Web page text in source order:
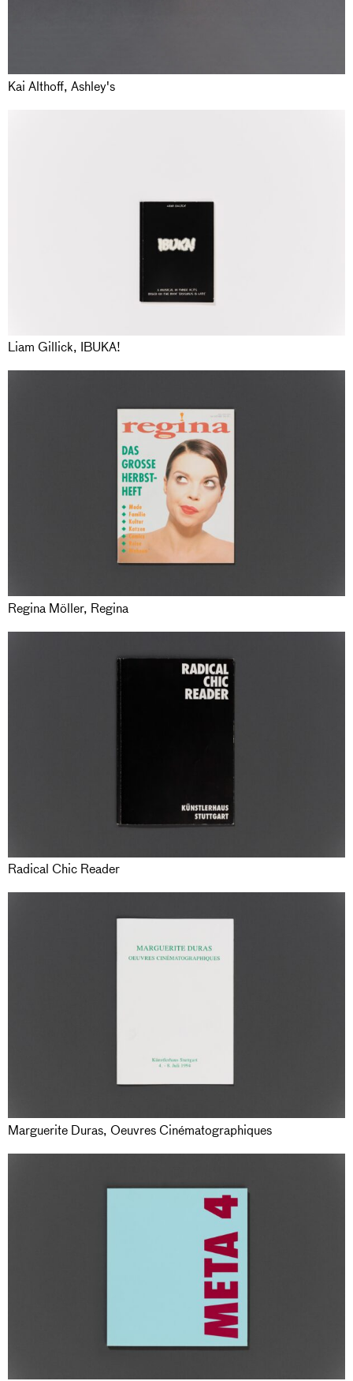
Kai Althoff, Ashley's
Liam Gillick, IBUKA!
Regina Möller, Regina
Radical Chic Reader
Marguerite Duras, Oeuvres Cinématographiques